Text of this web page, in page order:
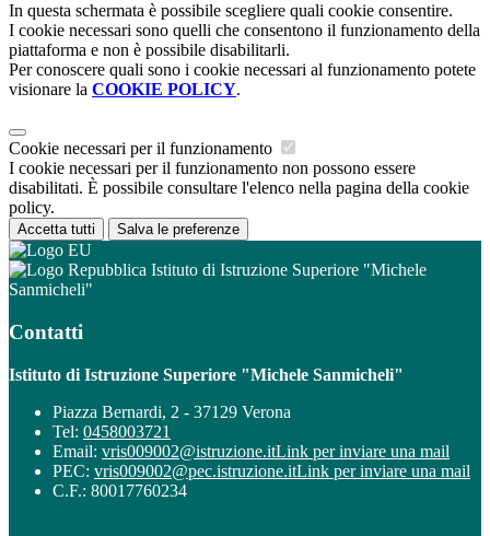
In questa schermata è possibile scegliere quali cookie consentire.
I cookie necessari sono quelli che consentono il funzionamento della
piattaforma e non è possibile disabilitarli.
Per conoscere quali sono i cookie necessari al funzionamento potete
visionare la COOKIE POLICY.
Cookie necessari per il funzionamento
I cookie necessari per il funzionamento non possono essere
disabilitati. È possibile consultare l'elenco nella pagina della cookie
policy.
Accetta tutti Salva le preferenze
Istituto di Istruzione Superiore "Michele
Sanmicheli"
Contatti
Istituto di Istruzione Superiore "Michele Sanmicheli"
Piazza Bernardi, 2 - 37129 Verona
Tel: 0458003721
Email: vris009002@istruzione.itLink per inviare una mail
PEC: vris009002@pec.istruzione.itLink per inviare una mail
C.F.: 80017760234